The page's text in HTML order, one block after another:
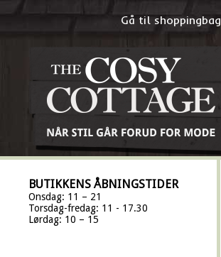
Gå til shoppingbag
BUTIKKENS ÅBNINGSTIDER
Onsdag: 11 – 21
Torsdag-fredag: 11 - 17.30
Lørdag: 10 – 15